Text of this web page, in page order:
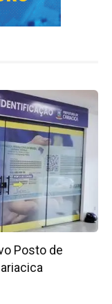
Posto de